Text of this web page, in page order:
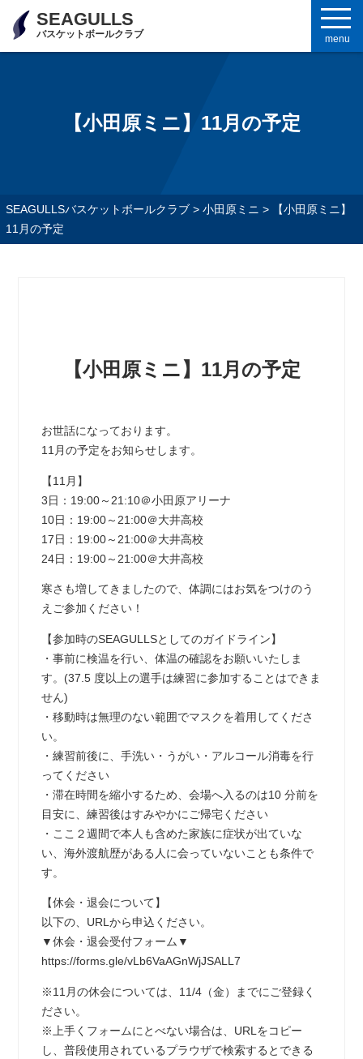
SEAGULLS
バスケットボールクラブ menu
【小田原ミニ】11月の予定
SEAGULLSバスケットボールクラブ> 小田原ミニ >
【小田原ミニ】
11月の予定
【小田原ミニ】11月の予定
お世話になっております。
11月の予定をお知らせします。
【11月】
3日：19:00～21:10＠小田原アリーナ
10日：19:00～21:00＠大井高校
17日：19:00～21:00＠大井高校
24日：19:00～21:00＠大井高校
寒さも増してきましたので、体調にはお気をつけのう
えご参加ください！
【参加時のSEAGULLSとしてのガイドライン】
・事前に検温を行い、体温の確認をお願いいたしま
す。(37.5 度以上の選手は練習に参加することはできま
せん)
・移動時は無理のない範囲でマスクを着用してくださ
い。
・練習前後に、手洗い・うがい・アルコール消毒を行
ってください
・滞在時間を縮小するため、会場へ入るのは10 分前を
目安に、練習後はすみやかにご帰宅ください
・ここ２週間で本人も含めた家族に症状が出ていな
い、海外渡航歴がある人に会っていないことも条件で
す。
【休会・退会について】
以下の、URLから申込ください。
▼休会・退会受付フォーム▼
https://forms.gle/vLb6VaAGnWjJSALL7
※11月の休会については、11/4（金）までにご登録く
ださい。
※上手くフォームにとべない場合は、URLをコピー
し、普段使用されているプラウザで検索するとできる